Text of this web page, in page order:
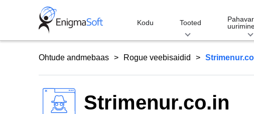
Kodu Tooted
Ohtude andmebaas Rogue veebisaidid
Strimenur.co.in